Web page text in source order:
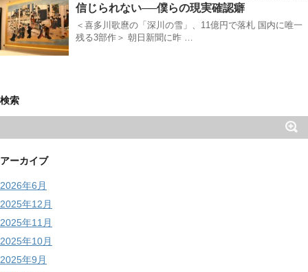
信じられない──僕らの現実確認癖
＜喜多川歌麿の「深川の雪」、11億円で落札 国内に唯一
残る3部作＞ 朝日新聞に昨 …
検索
アーカイブ
2026年6月
2025年12月
2025年11月
2025年10月
2025年9月